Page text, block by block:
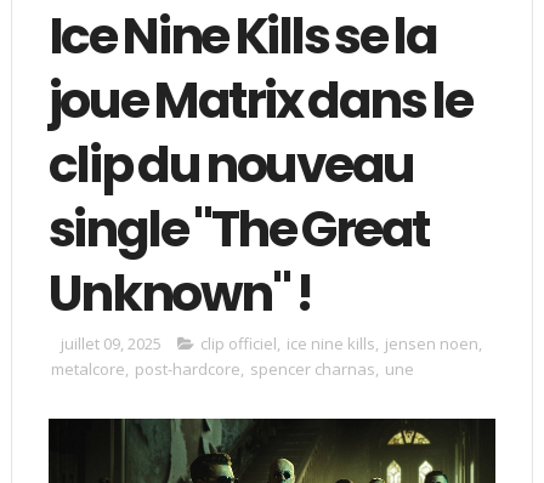
Ice Nine Kills se la
joue Matrix dans le
clip du nouveau
single "The Great
Unknown" !
juillet 09, 2025 clip officiel, ice nine kills, jensen noen,
metalcore, post-hardcore, spencer charnas, une